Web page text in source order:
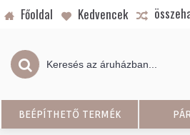
Főoldal Kedvencek
BEÉPÍTHETŐ TERMÉK